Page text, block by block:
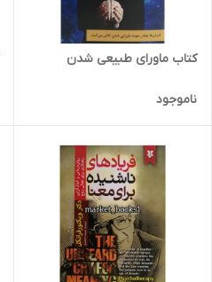
کتاب ماورای طبیعی شدن
ناموجود